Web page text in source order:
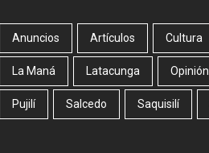
Anuncios Artículos Cultura
La Maná Latacunga Opinión
Pujilí Salcedo Saquisilí